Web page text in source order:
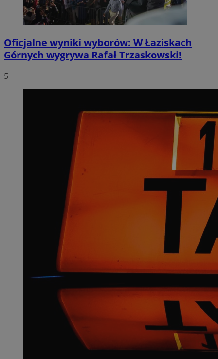
Oficjalne wyniki wyborów: W Łaziskach
Górnych wygrywa Rafał Trzaskowski!
5